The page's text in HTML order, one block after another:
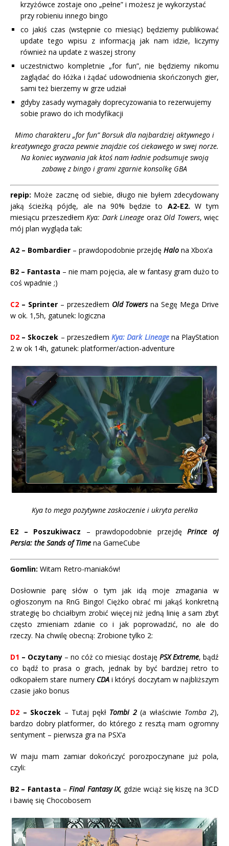
krzyżówce zostaje ono „pełne” i możesz je wykorzystać
przy robieniu innego bingo
co jakiś czas (wstępnie co miesiąc) będziemy publikować
update tego wpisu z informacją jak nam idzie, liczymy
również na update z waszej strony
uczestnictwo kompletnie „for fun”, nie będziemy nikomu
zaglądać do łóżka i żądać udowodnienia skończonych gier,
sami też bierzemy w grze udział
gdyby zasady wymagały doprecyzowania to rezerwujemy
sobie prawo do ich modyfikacji
Mimo charakteru „for fun” Borsuk dla najbardziej aktywnego i
kreatywnego gracza pewnie znajdzie coś ciekawego w swej norze.
Na koniec wyzwania jak ktoś nam ładnie podsumuje swoją
zabawę z bingo i grami zgarnie konsolkę GBA
repip: Może zacznę od siebie, długo nie byłem zdecydowany
jaką ścieżką pójdę, ale na 90% będzie to A2-E2. W tym
miesiącu przeszedłem Kya: Dark Lineage oraz Old Towers, więc
mój plan wygląda tak:
A2 – Bombardier – prawdopodobnie przejdę Halo na Xbox’a
B2 – Fantasta – nie mam pojęcia, ale w fantasy gram dużo to
coś wpadnie ;)
C2 – Sprinter– przeszedłem Old Towersna Segę Mega Drive
w ok. 1,5h, gatunek: logiczna
D2 – Skoczek – przeszedłemKya: Dark Lineage na PlayStation
2 w ok 14h, gatunek: platformer/action-adventure
Kya to mega pozytywne zaskoczenie i ukryta perełka
E2 – Poszukiwacz – prawdopodobnie przejdęPrince of
Persia: the Sands of Time na GameCube
Gomlin: Witam Retro-maniaków!
Dosłownie parę słów o tym jak idą moje zmagania w
ogłoszonym na RnG Bingo! Ciężko obrać mi jakąś konkretną
strategię bo chciałbym zrobić więcej niż jedną linię a sam zbyt
często zmieniam zdanie co i jak poprowadzić, no ale do
rzeczy. Na chwilę obecną: Zrobione tylko 2:
D1 – Oczytany – no cóż co miesiąc dostaję PSX Extreme, bądź
co bądź to prasa o grach, jednak by być bardziej retro to
odkopałem stare numery CDAi któryś doczytam w najbliższym
czasie jako bonus
D2 – Skoczek – Tutaj pękł Tombi 2(a właściwie Tomba 2),
bardzo dobry platformer, do którego z resztą mam ogromny
sentyment – pierwsza gra na PSX’a
W maju mam zamiar dokończyć porozpoczynane już pola,
czyli:
B2 – Fantasta –Final Fantasy IX, gdzie wciąż się kiszę na 3CD
i bawię się Chocobosem